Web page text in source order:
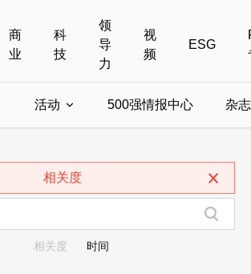
具影响力商界女性
商
业
科
技
领
导
力
视
频
ESG
活动 500强情报中心 杂
相关度
相关度 时间